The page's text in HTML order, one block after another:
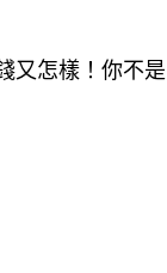
又怎樣！你不是